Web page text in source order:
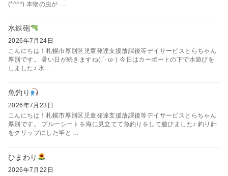
(*^^*) 本物の虫が …
水鉄砲
2026年7月24日
こんにちは！札幌市厚別区児童発達支援放課後等デイサービスとらちゃん
厚別です。 暑い日が続きますね(;´･ω･) 今日はカーポートの下で水遊びを
しました♪ 水 …
魚釣り
2026年7月23日
こんにちは！札幌市厚別区児童発達支援放課後等デイサービスとらちゃん
厚別です。 ブルーシートを海に見立てて魚釣りをして遊びました♪ 釣り針
をクリップにした竿と …
ひまわり
2026年7月22日